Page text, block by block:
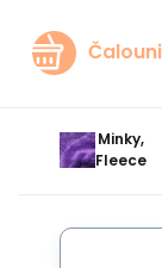
Minky,
Fleece